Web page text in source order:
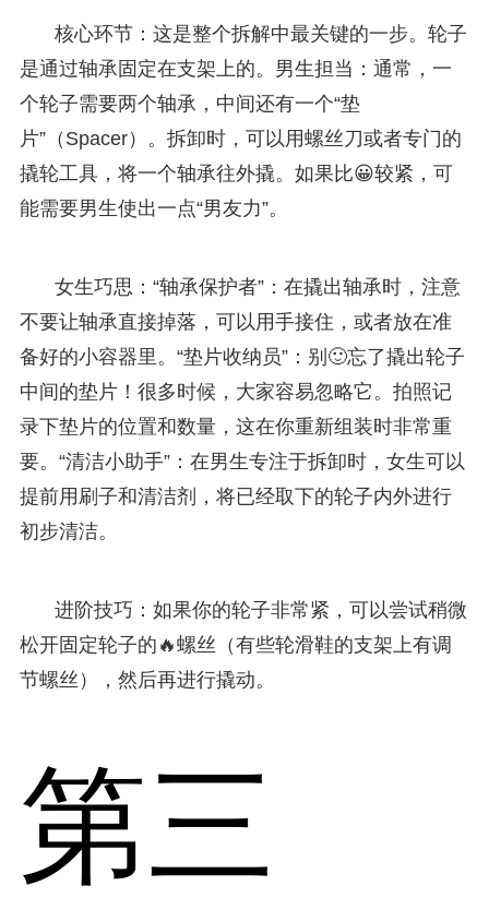
核心环节：这是整个拆解中最关键的一步。轮子
是通过轴承固定在支架上的。男生担当：通常，一
个轮子需要两个轴承，中间还有一个“垫
片”（Spacer）。拆卸时，可以用螺丝刀或者专门的
撬轮工具，将一个轴承往外撬。如果比😀较紧，可
能需要男生使出一点“男友力”。
女生巧思：“轴承保护者”：在撬出轴承时，注意
不要让轴承直接掉落，可以用手接住，或者放在准
备好的小容器里。“垫片收纳员”：别🙂忘了撬出轮子
中间的垫片！很多时候，大家容易忽略它。拍照记
录下垫片的位置和数量，这在你重新组装时非常重
要。“清洁小助手”：在男生专注于拆卸时，女生可以
提前用刷子和清洁剂，将已经取下的轮子内外进行
初步清洁。
进阶技巧：如果你的轮子非常紧，可以尝试稍微
松开固定轮子的🔥螺丝（有些轮滑鞋的支架上有调
节螺丝），然后再进行撬动。
第三